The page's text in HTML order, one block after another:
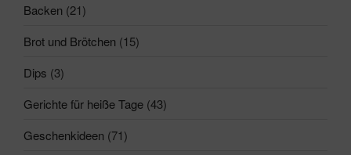
Backen (21)
Brot und Brötchen (15)
Dips (3)
Gerichte für heiße Tage (43)
Geschenkideen (71)